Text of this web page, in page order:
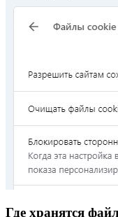
Где хранятся